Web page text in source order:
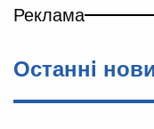
Реклама
Останнi